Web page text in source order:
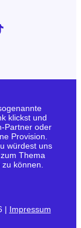
klickst und
Partner oder
Provision.
würdest uns
Thema
können.
| Impressum